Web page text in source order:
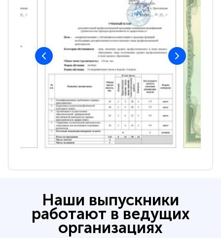
Наши выпускники
работают в ведущих
организациях